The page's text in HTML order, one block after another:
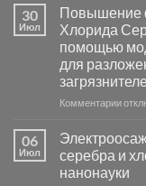
и
на
30
Июл
Повышение
Хлорида
помощью
для
Комментариик
06
Июл
серебра и
нанонауки